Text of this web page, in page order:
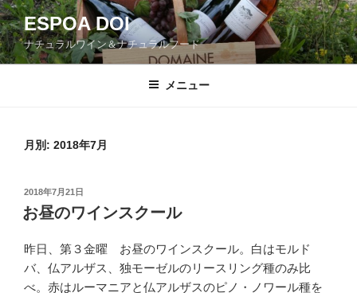
コ
ン
テ
ン
ESPOA DOI
ナチュラルワイン＆ナチュラルフード
メニュー
月別: 2018年7月
投
稿
日:
2018年7月21日
お昼のワインスクール
昨日、第３金曜 お昼のワインスクール。白はモルド
バ、仏アルザス、独モーゼルのリースリング種のみ比
べ。赤はルーマニアと仏アルザスのピノ・ノワール種を